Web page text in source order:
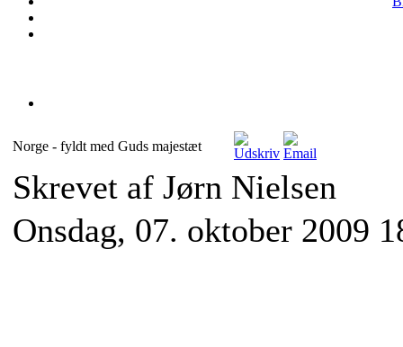
Norge - fyldt med Guds majestæt
Skrevet af Jørn Nielsen
Onsdag, 07. oktober 2009